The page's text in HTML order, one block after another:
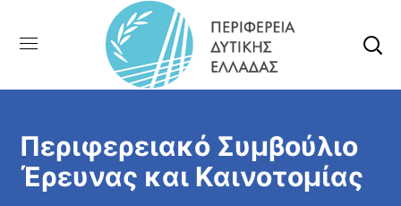
Περιφερειακό Συμβούλιο
Έρευνας και Καινοτομίας